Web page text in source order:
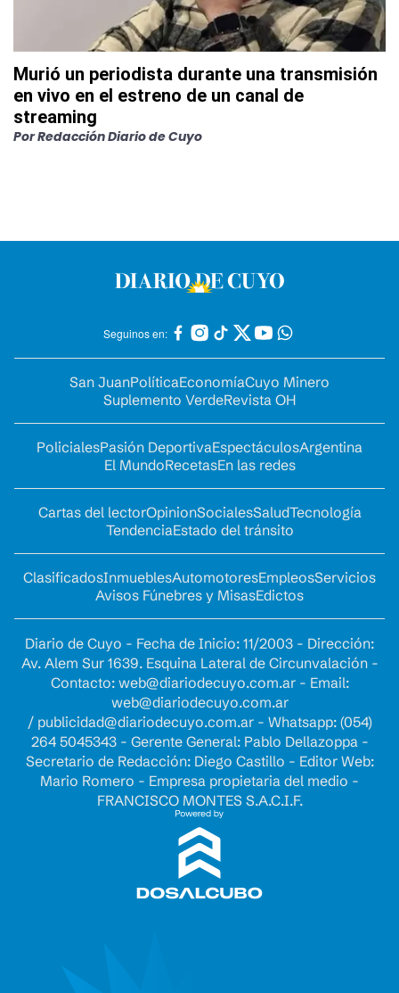
Murió un periodista durante una transmisión
en vivo en el estreno de un canal de
streaming
PorRedacción Diario de Cuyo
Seguinos en:
San JuanPolíticaEconomíaCuyo Minero
Suplemento VerdeRevista OH
PolicialesPasión DeportivaEspectáculosArgentina
El MundoRecetasEn las redes
Cartas del lectorOpinionSocialesSaludTecnología
TendenciaEstado del tránsito
ClasificadosInmueblesAutomotoresEmpleosServicios
Avisos Fúnebres y MisasEdictos
Diario de Cuyo - Fecha de Inicio: 11/2003 - Dirección:
Av. Alem Sur 1639. Esquina Lateral de Circunvalación -
Contacto: web@diariodecuyo.com.ar- Email:
web@diariodecuyo.com.ar
/ publicidad@diariodecuyo.com.ar- Whatsapp: (054)
264 5045343 - Gerente General: Pablo Dellazoppa -
Secretario de Redacción: Diego Castillo - Editor Web:
Mario Romero - Empresa propietaria del medio -
FRANCISCO MONTES S.A.C.I.F.